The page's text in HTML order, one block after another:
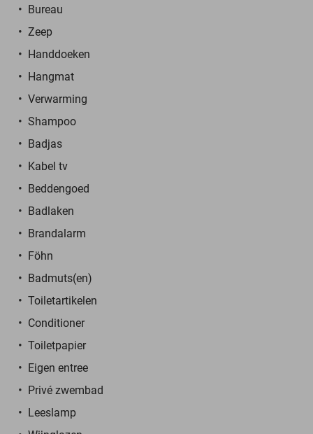
Bureau
Zeep
Handdoeken
Hangmat
Verwarming
Shampoo
Badjas
Kabel tv
Beddengoed
Badlaken
Brandalarm
Föhn
Badmuts(en)
Toiletartikelen
Conditioner
Toiletpapier
Eigen entree
Privé zwembad
Leeslamp